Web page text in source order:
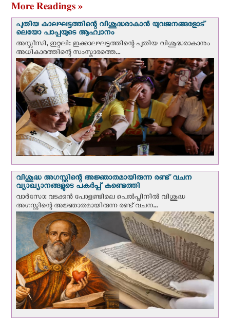
More Readings »
പുതിയ കാലഘട്ടത്തിന്റെ വിശുദ്ധരാകാന്‍ യുവജനങ്ങളോട്
ലെയോ പാപ്പയുടെ ആഹ്വാനം
അസ്സീസി, ഇറ്റലി: ഇക്കാലഘട്ടത്തിന്റെ പുതിയ വിശുദ്ധരാകാനും
അധികാരത്തിന്റെ സംസ്കാരത്തെ...
വിശുദ്ധ അഗസ്റ്റിന്റെ അജ്ഞാതമായിരുന്ന രണ്ട് വചന
വ്യാഖ്യാനങ്ങളുടെ പകര്‍പ്പ് കണ്ടെത്തി
വാര്‍സോ: വടക്കൻ പോളണ്ടിലെ പെൽപ്ലിനില്‍ വിശുദ്ധ
അഗസ്റ്റിന്റെ അജ്ഞാതമായിരുന്ന രണ്ട് വചന...